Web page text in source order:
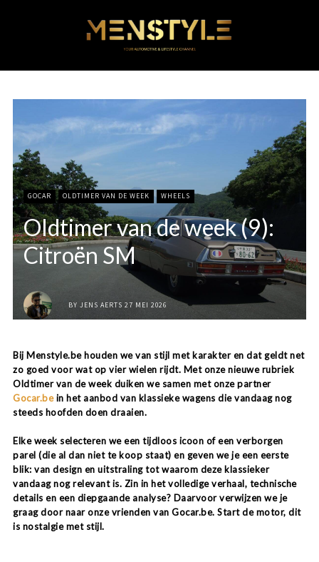
GOCAR OLDTIMER VAN DE WEEK WHEELS
Oldtimer van de week (9):
Citroën SM
BY JENS AERTS 27 MEI 2026
Bij Menstyle.be houden we van stijl met karakter en dat geldt net
zo goed voor wat op vier wielen rijdt. Met onze nieuwe rubriek
Oldtimer van de week duiken we samen met onze partner
Gocar.bein het aanbod van klassieke wagens die vandaag nog
steeds hoofden doen draaien.
Elke week selecteren we een tijdloos icoon of een verborgen
parel (die al dan niet te koop staat) en geven we je een eerste
blik: van design en uitstraling tot waarom deze klassieker
vandaag nog relevant is. Zin in het volledige verhaal, technische
details en een diepgaande analyse? Daarvoor verwijzen we je
graag door naar onze vrienden van Gocar.be. Start de motor, dit
is nostalgie met stijl.